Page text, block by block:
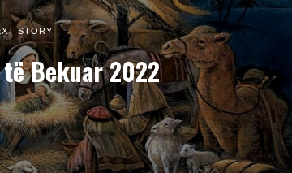
STORY
Bekuar 2022